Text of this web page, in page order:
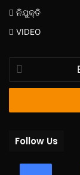
ନିଯୁକ୍ତି
VIDEO
your
Email
Follow Us